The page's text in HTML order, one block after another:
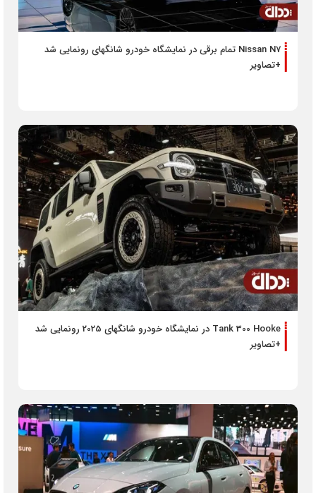
Nissan N7 تمام برقی در نمایشگاه خودرو شانگهای رونمایی شد
+تصاویر
Tank 300 Hooke در نمایشگاه خودرو شانگهای 2025 رونمایی شد
+تصاویر